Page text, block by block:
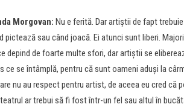
Morgovan: Nu e ferită. Dar artiștii de fapt
pictează sau când joacă. Ei atunci sunt liberi.
depind de foarte multe sfori, dar artiștii se
ce se întâmplă, pentru că sunt oameni aduși la
nu au respect pentru artist, de aceea eu cred că
ar trebui să fi fost într-un fel sau altul în